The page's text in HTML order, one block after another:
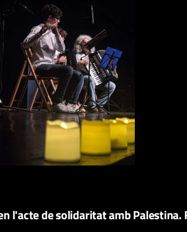
l'acte de solidaritat amb Palestina.